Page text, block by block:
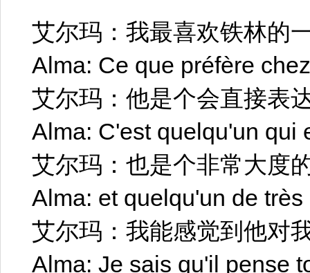
艾尔玛：我最喜欢铁林的
Alma: Ce que préfère
艾尔玛：他是个会直接表
Alma: C'est quelqu'un qui
艾尔玛：也是个非常大度
Alma: et quelqu'un de
艾尔玛：我能感觉到他对
Alma: Je sais qu'il pense